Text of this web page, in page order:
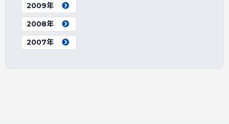
2009年
2008年
2007年